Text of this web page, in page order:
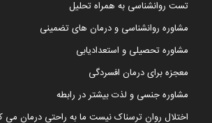
تست روانشناسی به همراه تحلیل
مشاوره روانشناسی و درمان های تضمینی
مشاوره تحصیلی و استعدادیابی
معجزه برای درمان افسردگی
مشاوره جنسی و لذت بیشتر در رابطه
اختلال روان ترسناک نیست ما به راحتی درمان می